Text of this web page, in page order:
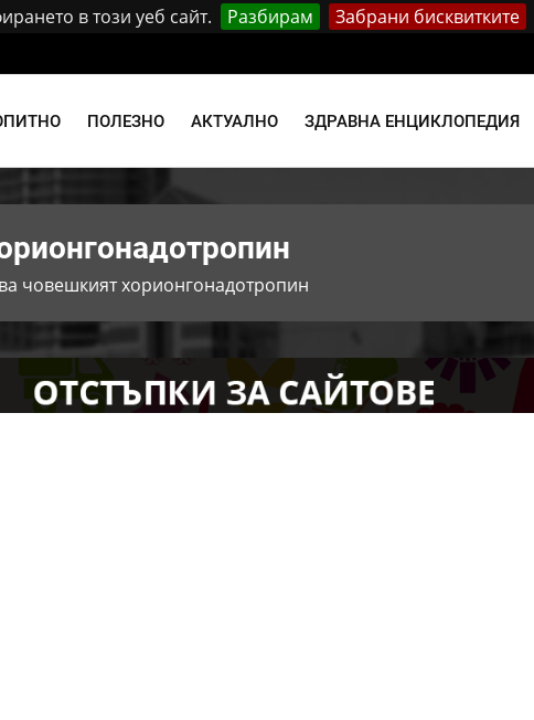
в този уеб сайт. Разбирам Забрани бисквитките
ПОЛЕЗНО АКТУАЛНО ЗДРАВНА ЕНЦИКЛОПЕДИЯ
човешкият хорионгонадотропин